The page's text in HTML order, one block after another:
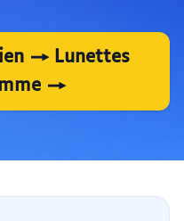
→ Lunettes
→